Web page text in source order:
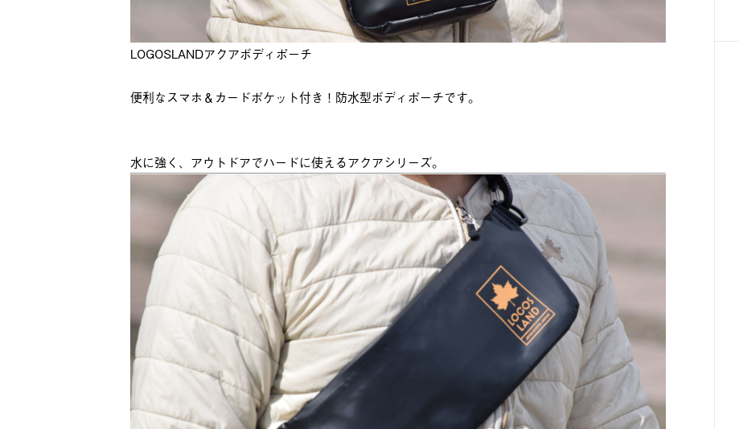
LOGOSLANDアクアボディポーチ
便利なスマホ＆カードポケット付き！防水型ボディポーチです。
水に強く、アウトドアでハードに使えるアクアシリーズ。